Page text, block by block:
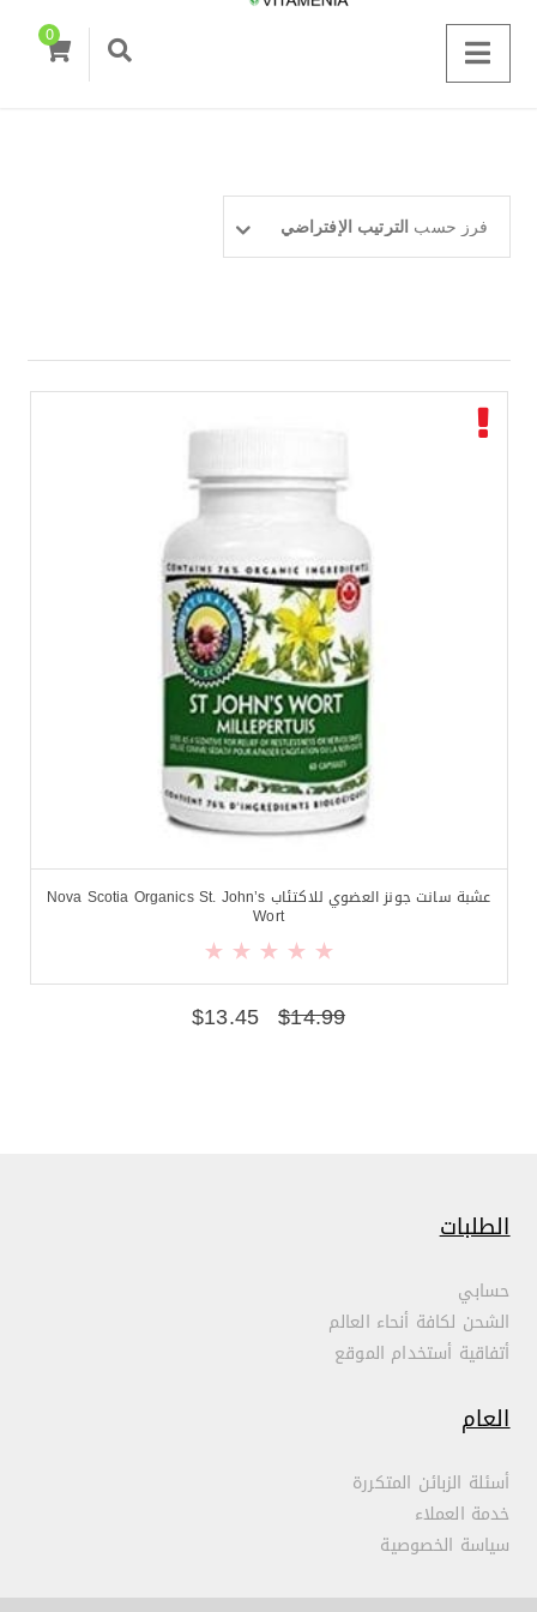
0
فرز حسب الترتيب الإفتراضي
عشبة سانت جونز العضوي للاكتئاب Nova Scotia Organics St. John’s
Wort
$14.99
$13.45
الطلبات
حسابي
الشحن لكافة أنحاء العالم
أتفاقية أستخدام الموقع
العام
أسئلة الزبائن المتكررة
خدمة العملاء
سياسة الخصوصية